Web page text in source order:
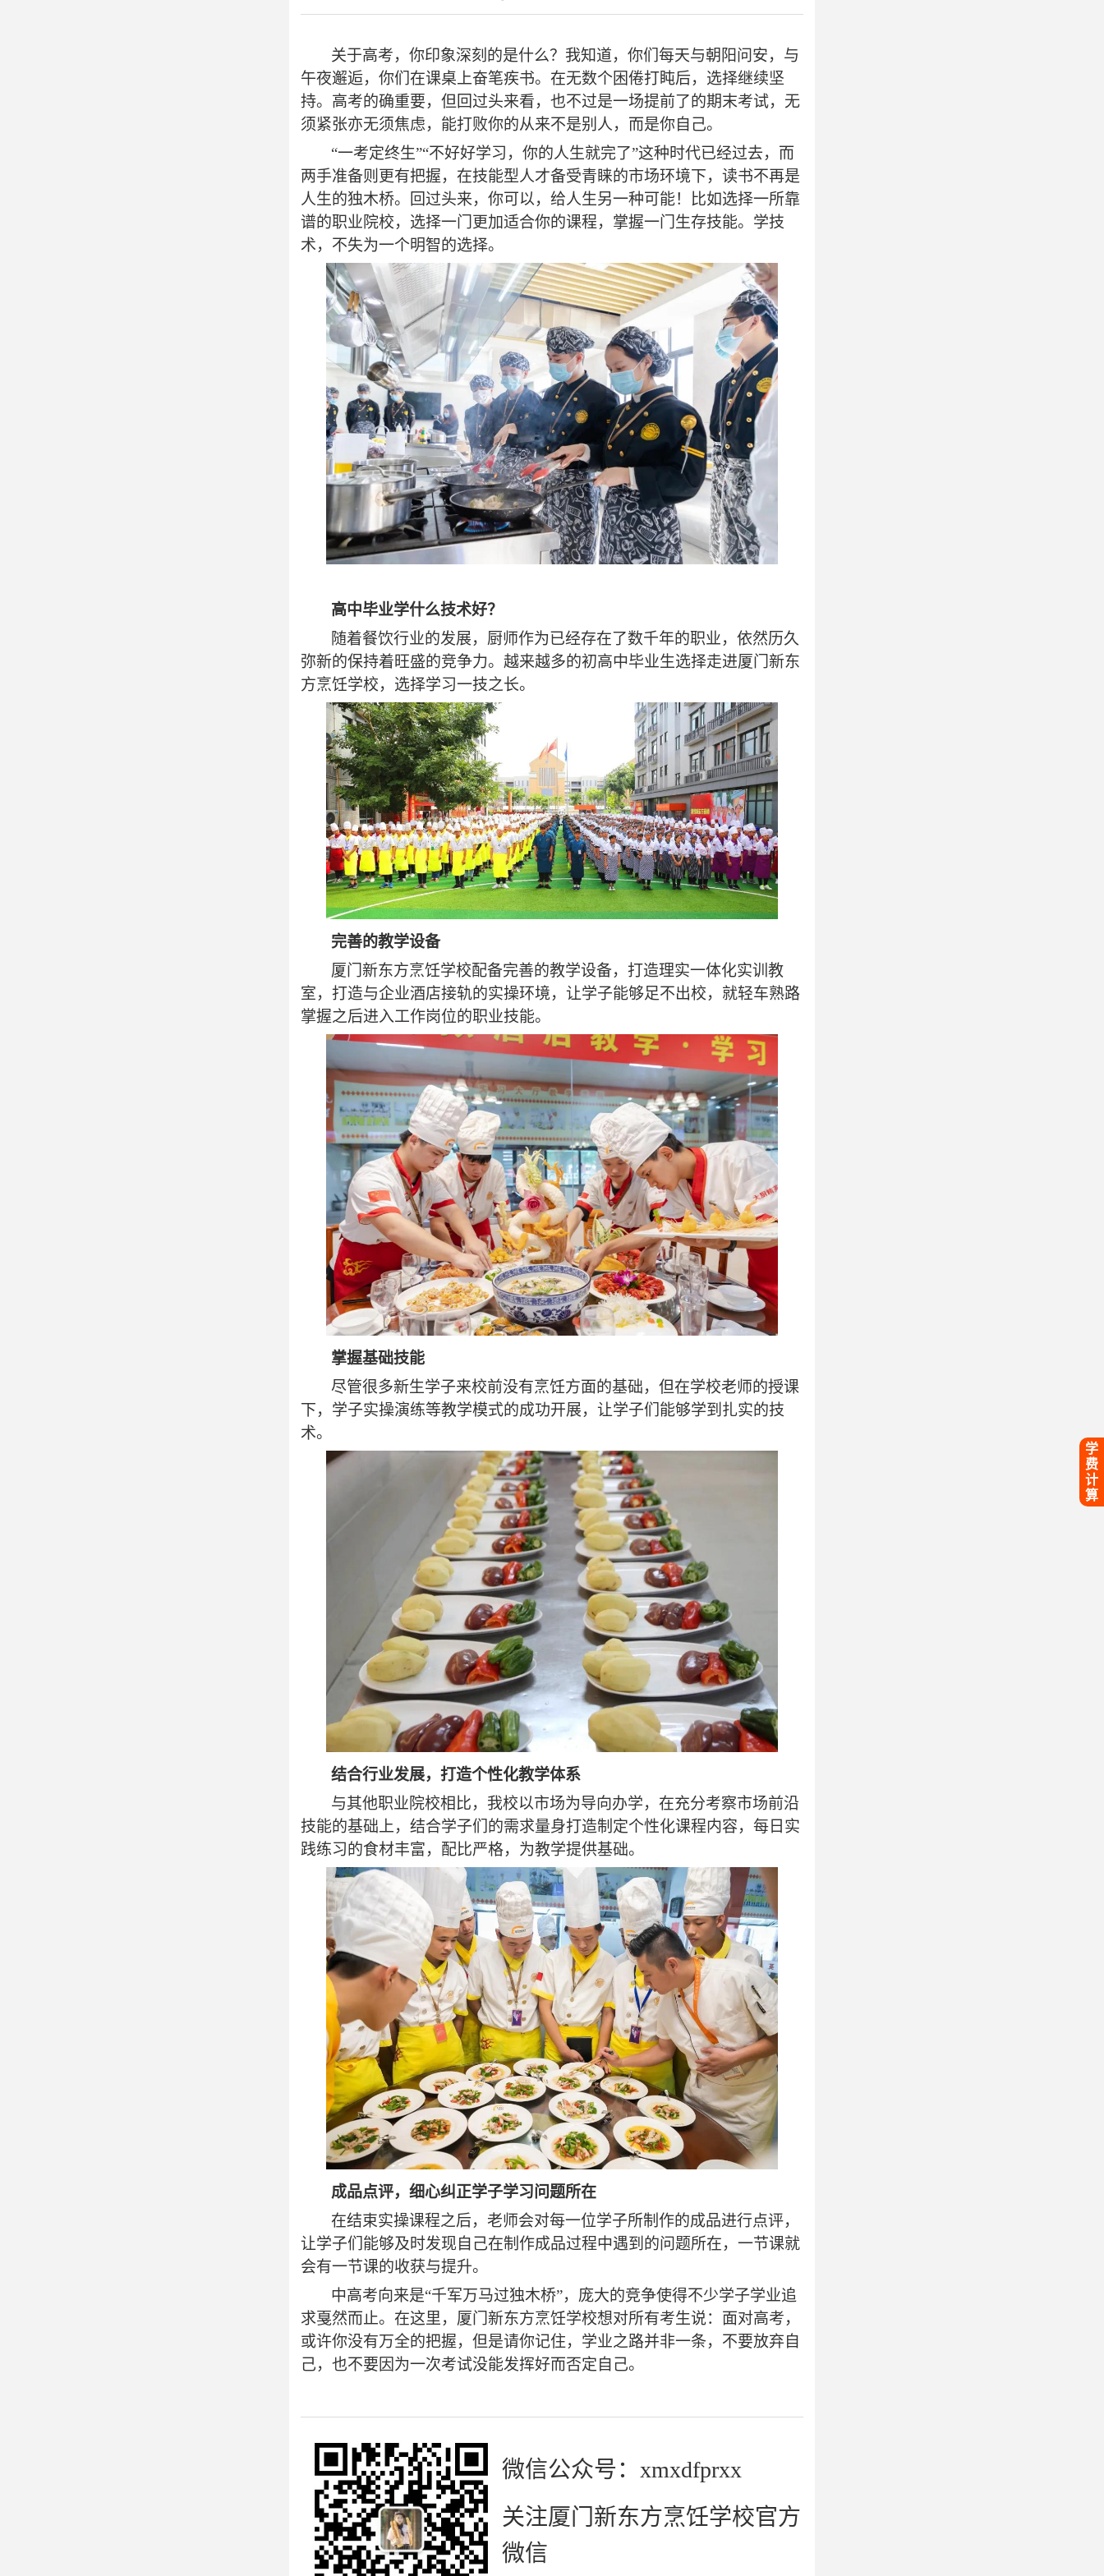
学
费
计
算
关于高考，你印象深刻的是什么？我知道，你们每天与朝阳问安，与
午夜邂逅， 你们在课桌上奋笔疾书。 在无数个困倦打盹后， 选择继续坚
持。 高考的确重要，但回过头来看， 也不过是一场提前了的期末考试， 无
须紧张亦无须焦虑， 能打败你的从来不是别人，而是你自己。
“一考定终生”“不好好学习，你的人生就完了”这种时代已经过去， 而
两手准备则更有把握， 在技能型人才备受青睐的市场环境下， 读书不再是
人生的独木桥。 回过头来， 你可以，给人生另一种可能！比如选择一所靠
谱的职业院校， 选择一门更加适合你的课程， 掌握一门生存技能。 学技
术，不失为一个明智的选择。
高中毕业学什么技术好？
随着餐饮行业的发展，厨师作为已经存在了数千年的职业，依然历久
弥新的保持着旺盛的竞争力。越来越多的初高中毕业生选择走进厦门新东
方烹饪学校，选择学习一技之长。
完善的教学设备
厦门新东方烹饪学校配备完善的教学设备，打造理实一体化实训教
室，打造与企业酒店接轨的实操环境，让学子能够足不出校，就轻车熟路
掌握之后进入工作岗位的职业技能。
掌握基础技能
尽管很多新生学子来校前没有烹饪方面的基础，但在学校老师的授课
下，学子实操演练等教学模式的成功开展，让学子们能够学到扎实的技
术。
结合行业发展， 打造个性化教学体系
与其他职业院校相比，我校以市场为导向办学，在充分考察市场前沿
技能的基础上，结合学子们的需求量身打造制定个性化课程内容，每日实
践练习的食材丰富，配比严格，为教学提供基础。
成品点评， 细心纠正学子学习问题所在
在结束实操课程之后，老师会对每一位学子所制作的成品进行点评，
让学子们能够及时发现自己在制作成品过程中遇到的问题所在，一节课就
会有一节课的收获与提升。
中高考向来是“千军万马过独木桥”，庞大的竞争使得不少学子学业追
求戛然而止。 在这里，厦门新东方烹饪学校想对所有考生说：面对高考，
或许你没有万全的把握，但是请你记住，学业之路并非一条，不要放弃自
己，也不要因为一次考试没能发挥好而否定自己。
微信公众号：xmxdfprxx
关注厦门新东方烹饪学校官方
微信